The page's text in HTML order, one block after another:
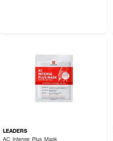
LEADERS
AC Intense Plus Mask